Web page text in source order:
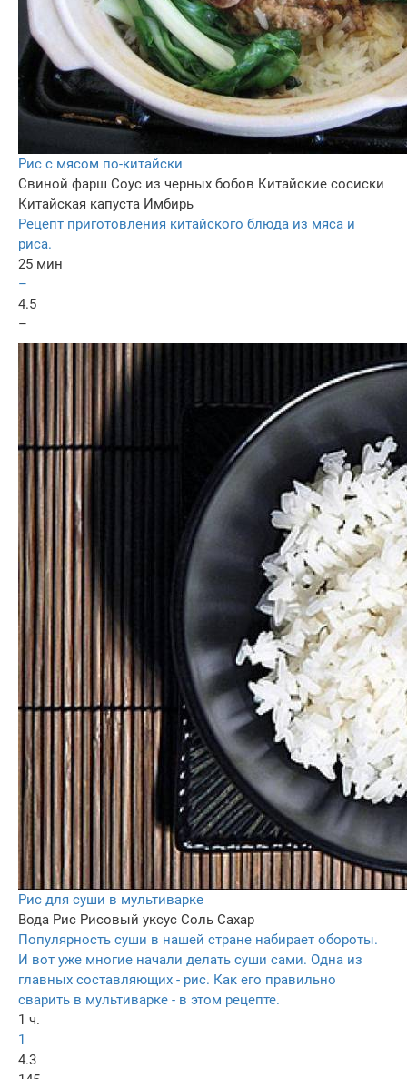
Рис с мясом по-китайски
Свиной фарш Соус из черных бобов Китайские сосиски
Китайская капуста Имбирь
Рецепт приготовления китайского блюда из мяса и
риса.
25 мин
–
4.5
–
Рис для суши в мультиварке
Вода Рис Рисовый уксус Соль Сахар
Популярность суши в нашей стране набирает обороты.
И вот уже многие начали делать суши сами. Одна из
главных составляющих - рис. Как его правильно
сварить в мультиварке - в этом рецепте.
1 ч.
1
4.3